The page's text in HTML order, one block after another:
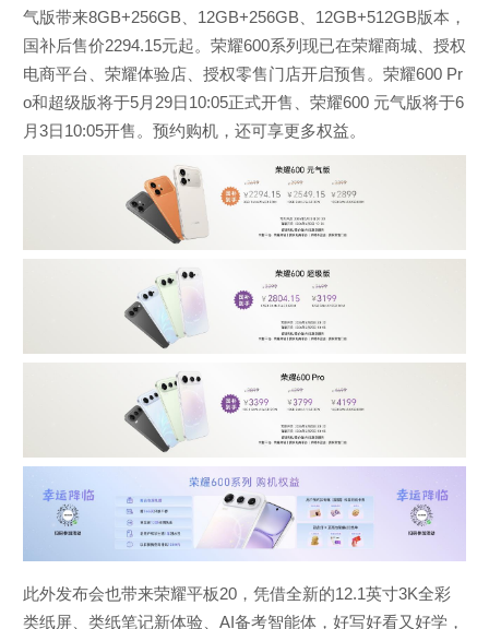
气版带来8GB+256GB、12GB+256GB、12GB+512GB版本，
国补后售价2294.15元起。荣耀600系列现已在荣耀商城、授权
电商平台、荣耀体验店、授权零售门店开启预售。荣耀600 Pr
o和超级版将于5月29日10:05正式开售、荣耀600 元气版将于6
月3日10:05开售。预约购机，还可享更多权益。
此外发布会也带来荣耀平板20，凭借全新的12.1英寸3K全彩
类纸屏、类纸笔记新体验、AI备考智能体，好写好看又好学，